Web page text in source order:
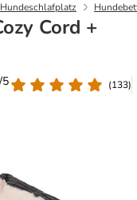
Cord +
5
(133)